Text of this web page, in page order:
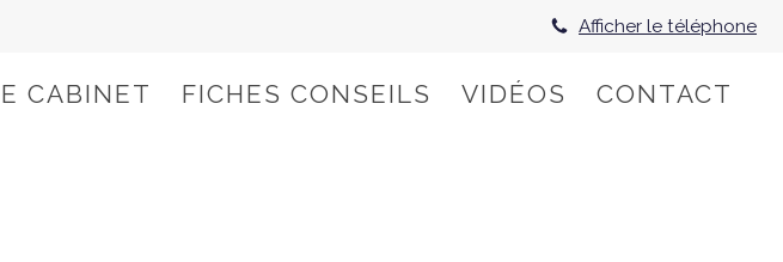
Afficher le téléphone
CABINET FICHES CONSEILS VIDÉOS CONTACT